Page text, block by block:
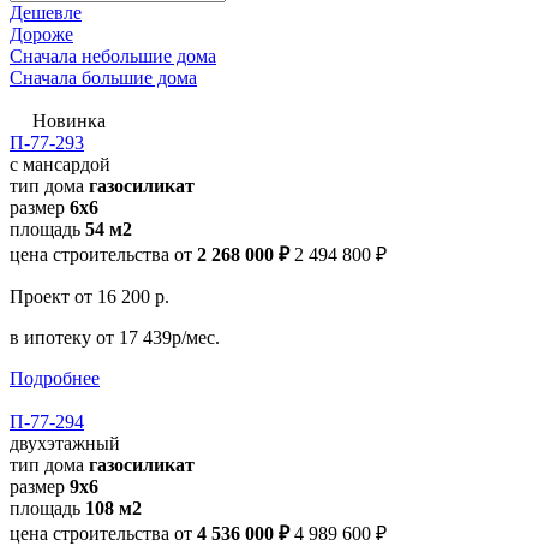
Дешевле
Дороже
Сначала небольшие дома
Сначала большие дома
Новинка
П-77-293
с мансардой
тип дома газосиликат
размер 6x6
площадь 54 м2
цена строительства от 2 268 000 ₽ 2 494 800 ₽
Проект от 16 200 р.
в ипотеку от 17 439р/мес.
Подробнее
П-77-294
двухэтажный
тип дома газосиликат
размер 9x6
площадь 108 м2
цена строительства от 4 536 000 ₽ 4 989 600 ₽